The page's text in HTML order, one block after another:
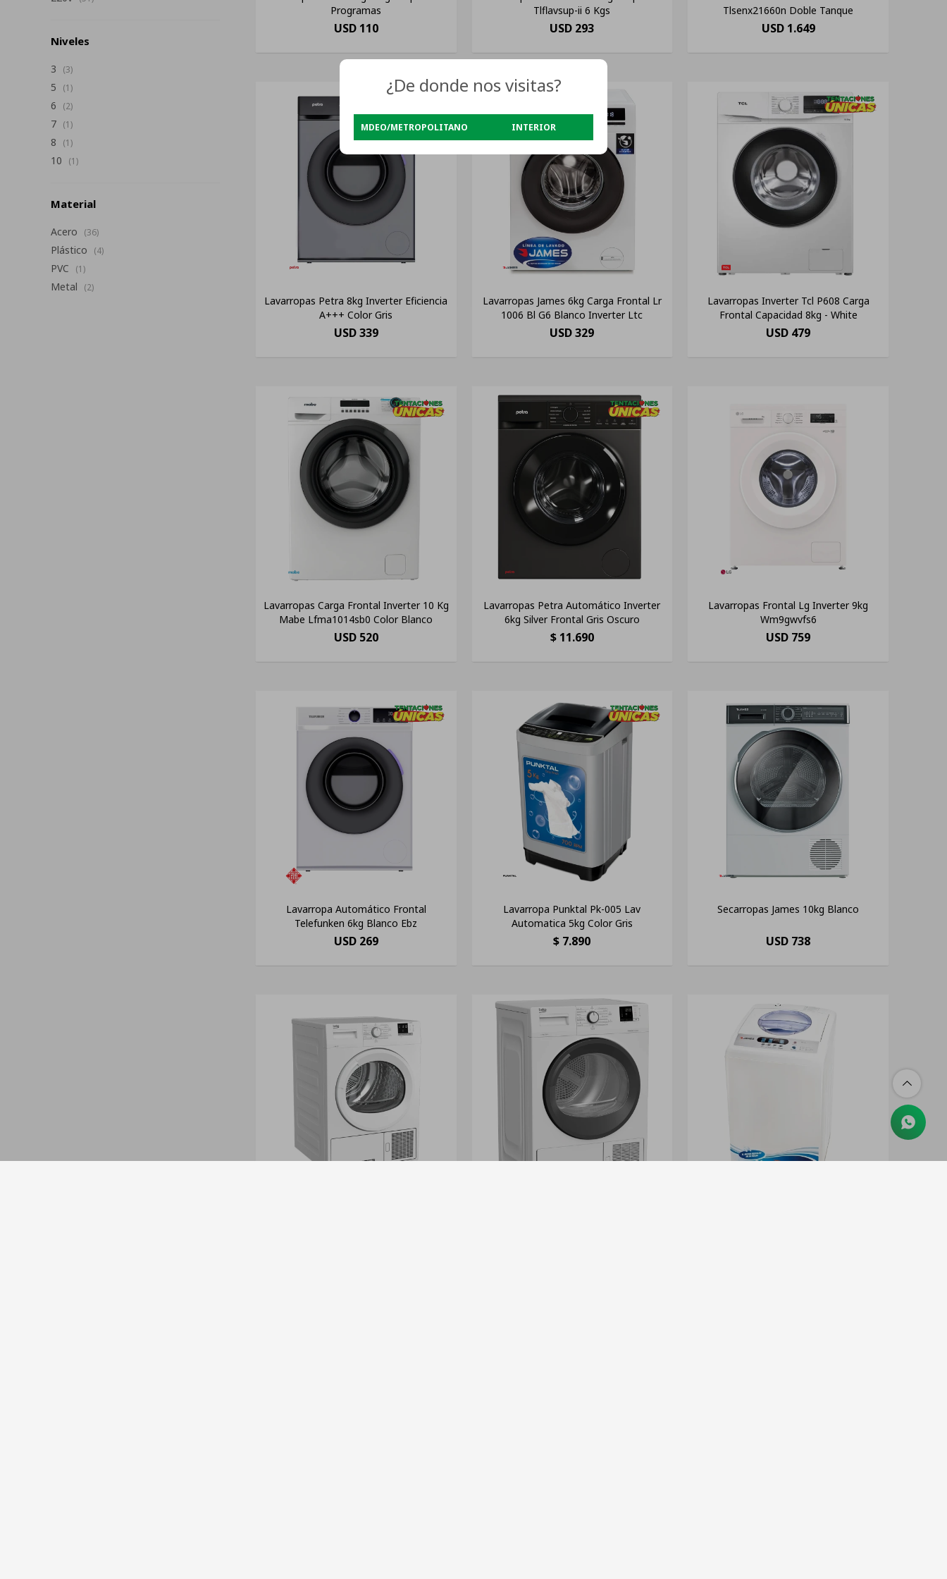
Programas
USD 110
Tlflavsup-ii 6 Kgs
USD 293
Tlsenx21660n Doble Tanque
USD 1.649
Lavarropas Petra 8kg Inverter Eficiencia
A+++ Color Gris
USD339
Lavarropas James 6kg Carga Frontal Lr
1006 Bl G6 Blanco Inverter Ltc
USD 329
Lavarropas Inverter Tcl P608 Carga
Frontal Capacidad 8kg - White
USD 479
Lavarropas Carga Frontal Inverter 10 Kg
Mabe Lfma1014sb0 Color Blanco
USD 520
Lavarropas Petra Automático Inverter
6kg Silver Frontal Gris Oscuro
$ 11.690
Lavarropas Frontal Lg Inverter 9kg
Wm9gwvfs6
USD 759
Lavarropa Automático Frontal
Telefunken 6kg Blanco Ebz
USD 269
Lavarropa Punktal Pk-005 Lav
Automatica 5kg Color Gris
$ 7.890
Secarropas James 10kg Blanco
USD 738
Niveles
3 (3)
5 (1)
6 (2)
7 (1)
8 (1)
10 (1)
Material
Acero (36)
Plástico (4)
PVC (1)
Metal (2)
¿De donde nos visitas?
MDEO/METROPOLITANO INTERIOR